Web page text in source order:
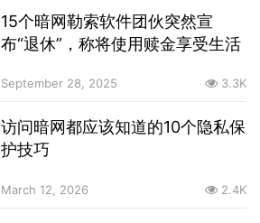
15个暗网勒索软件团伙突然宣
布“退休”，称将使用赎金享受生活
September 28, 2025 3.3K
访问暗网都应该知道的10个隐私保
护技巧
March 12, 2026 2.4K